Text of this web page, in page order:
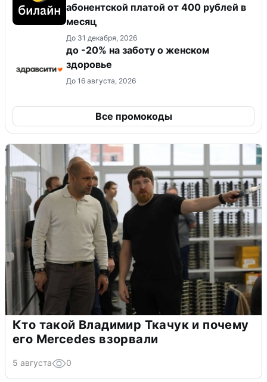
абонентской платой от 400 рублей в
месяц
До 31 декабря, 2026
до -20% на заботу о женском
здоровье
До 16 августа, 2026
Все промокоды
Кто такой Владимир Ткачук и почему
его Mercedes взорвали
5 августа 0